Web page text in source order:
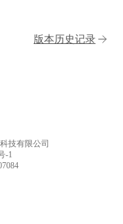
版本历史记录
技有限公司
-1